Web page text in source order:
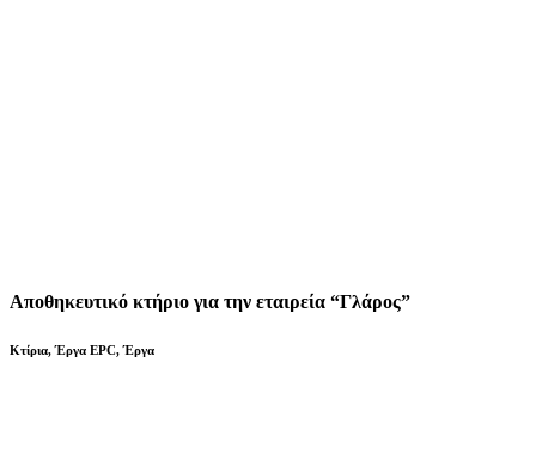
Αποθηκευτικό κτήριο για την εταιρεία “Γλάρος”
Κτίρια,Έργα EPC,Έργα